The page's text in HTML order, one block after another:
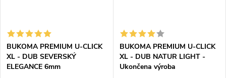
BUKOMA PREMIUM U-CLICK
XL - DUB SEVERSKÝ
ELEGANCE 6mm
BUKOMA PREMIUM U-CLICK
XL - DUB NATUR LIGHT -
Ukončena výroba